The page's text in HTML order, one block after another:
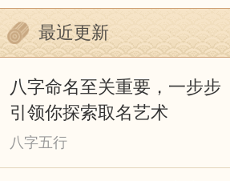
丰富的内涵，并蕴藏着人
的论述。重要的是，我们不
含的心理因素。迷信附会
判都是不可取的，我们今
深入探究它，对阐明我国
最近更新
八字命名至关重要，一步步
引领你探索取名艺术
八字五行